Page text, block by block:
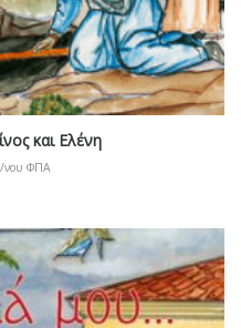
και Ελένη
νου ΦΠΑ